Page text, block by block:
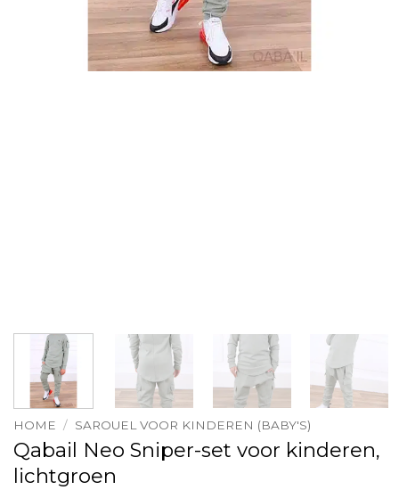
HOME / SAROUEL VOOR KINDEREN (BABY'S)
Qabail Neo Sniper-set voor kinderen,
lichtgroen